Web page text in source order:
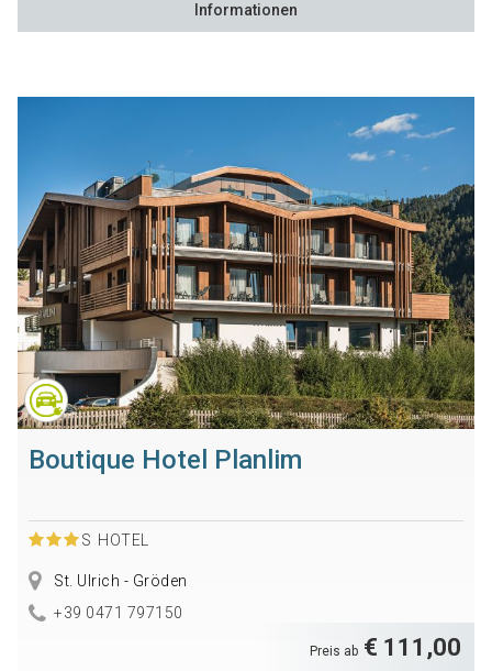
Informationen
Boutique Hotel Planlim
S HOTEL
St. Ulrich - Gröden
+39 0471 797150
Preis ab € 111,00